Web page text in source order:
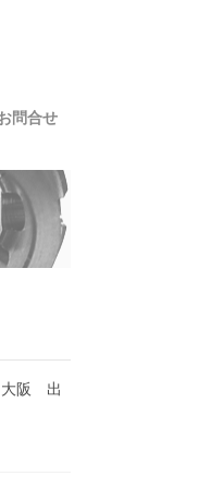
問合せ
大阪 出